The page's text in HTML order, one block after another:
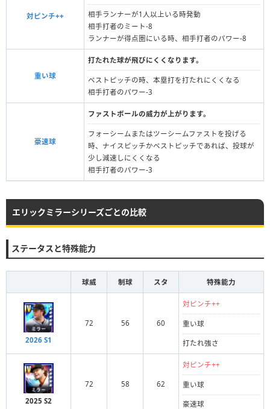
対ピンチ++
相手ランナーが1人以上いる時発動
相手打者のミート-8
ランナーが得点圏にいる時、相手打者のパワー-8
重い球
打たれた球が飛びにくくなります。
ベストピッチの時、本塁打を打たれにくくなる
相手打者のパワー-3
豪速球
ファストボールの威力が上がります。
フォーシームまたはツーシームファストを投げる
時、ナイスピッチかベストピッチであれば、投球が
少し減速しにくくなる
相手打者のパワー-3
エリックミラーシリーズごとの比較
ステータスと特殊能力
球威 制球 スタ 特殊能力
2026 S1
72 56 60
対ピンチ++
重い球
打たれ強さ
2025 S2
72 58 62
対ピンチ++
重い球
豪速球